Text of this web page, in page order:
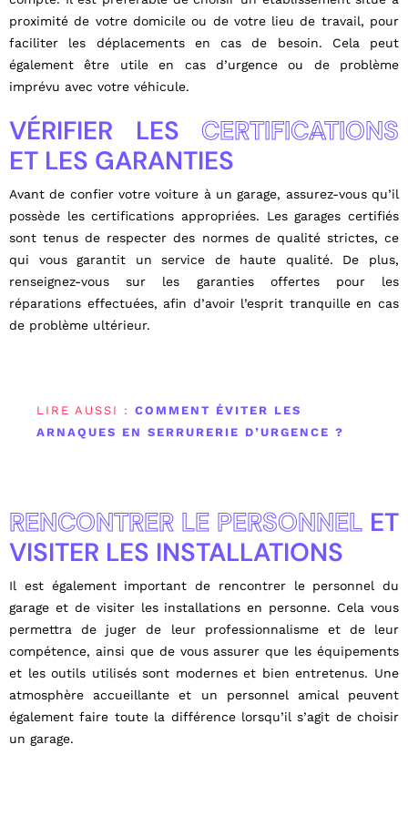
proximité de votre domicile ou de votre lieu de travail, pour
faciliter les déplacements en cas de besoin. Cela peut
également être utile en cas d’urgence ou de problème
imprévu avec votre véhicule.
VÉRIFIER LES CERTIFICATIONS
ET LES GARANTIES
Avant de confier votre voiture à un garage, assurez-vous qu’il
possède les certifications appropriées. Les garages certifiés
sont tenus de respecter des normes de qualité strictes, ce
qui vous garantit un service de haute qualité. De plus,
renseignez-vous sur les garanties offertes pour les
réparations effectuées, afin d’avoir l’esprit tranquille en cas
de problème ultérieur.
LIRE AUSSI : COMMENT ÉVITER LES
ARNAQUES EN SERRURERIE D’URGENCE ?
RENCONTRER LE PERSONNEL ET
VISITER LES INSTALLATIONS
Il est également important de rencontrer le personnel du
garage et de visiter les installations en personne. Cela vous
permettra de juger de leur professionnalisme et de leur
compétence, ainsi que de vous assurer que les équipements
et les outils utilisés sont modernes et bien entretenus. Une
atmosphère accueillante et un personnel amical peuvent
également faire toute la différence lorsqu’il s’agit de choisir
un garage.